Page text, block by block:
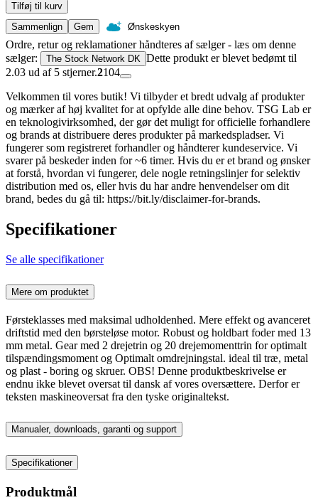
Tilføj til kurv
Sammenlign
Gem Ønskeskyen
Ordre, retur og reklamationer håndteres af sælger - læs om denne
sælger:
The Stock Network DK Dette produkt er blevet bedømt til
2.03 ud af 5 stjerner.2104
Velkommen til vores butik! Vi tilbyder et bredt udvalg af produkter
og mærker af høj kvalitet for at opfylde alle dine behov. TSG Lab er
en teknologivirksomhed, der gør det muligt for officielle forhandlere
og brands at distribuere deres produkter på markedspladser. Vi
fungerer som registreret forhandler og håndterer kundeservice. Vi
svarer på beskeder inden for ~6 timer. Hvis du er et brand og ønsker
at forstå, hvordan vi fungerer, dele nogle retningslinjer for selektiv
distribution med os, eller hvis du har andre henvendelser om dit
brand, bedes du gå til: https://bit.ly/disclaimer-for-brands.
Specifikationer
Se alle specifikationer
Mere om produktet
Førsteklasses med maksimal udholdenhed. Mere effekt og avanceret
driftstid med den børsteløse motor. Robust og holdbart foder med 13
mm metal. Gear med 2 drejetrin og 20 drejemomenttrin for optimalt
tilspændingsmoment og Optimalt omdrejningstal. ideal til træ, metal
og plast - boring og skruer. OBS! Denne produktbeskrivelse er
endnu ikke blevet oversat til dansk af vores oversættere. Derfor er
teksten maskineoversat fra den tyske originaltekst.
Manualer, downloads, garanti og support
Specifikationer
Produktmål